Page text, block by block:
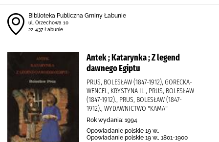
Biblioteka Publiczna Gminy Łabunie
ul. Orzechowa 10
22-437 Łabunie
Antek ; Katarynka ; Z legend
dawnego Egiptu
PRUS, BOLESŁAW (1847-1912), GORECKA-
WENCEL, KRYSTYNA IL., PRUS, BOLESŁAW
(1847-1912)., PRUS, BOLESŁAW (1847-
1912)., WYDAWNICTWO "KAMA"
Rok wydania: 1994
Opowiadanie polskie 19 w.,
Opowiadanie polskie 19 w., 1801-1900